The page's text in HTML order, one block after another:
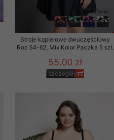
Stroje kąpielowe dwuczęściowy
Roz 54-62, Mix Kolor Paczka 5 szt.
55.00 zł
szczegóły